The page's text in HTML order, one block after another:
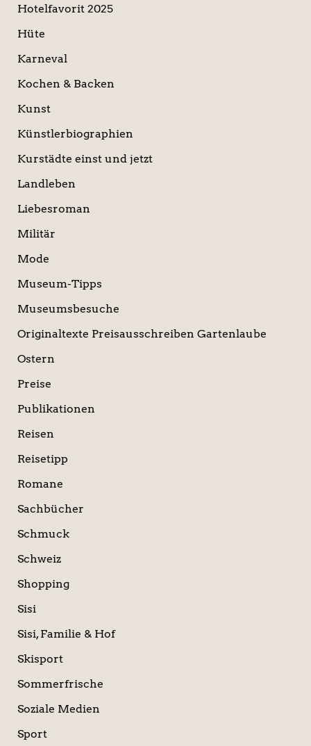
Hotelfavorit 2025
Hüte
Karneval
Kochen & Backen
Kunst
Künstlerbiographien
Kurstädte einst und jetzt
Landleben
Liebesroman
Militär
Mode
Museum-Tipps
Museumsbesuche
Originaltexte Preisausschreiben Gartenlaube
Ostern
Preise
Publikationen
Reisen
Reisetipp
Romane
Sachbücher
Schmuck
Schweiz
Shopping
Sisi
Sisi, Familie & Hof
Skisport
Sommerfrische
Soziale Medien
Sport